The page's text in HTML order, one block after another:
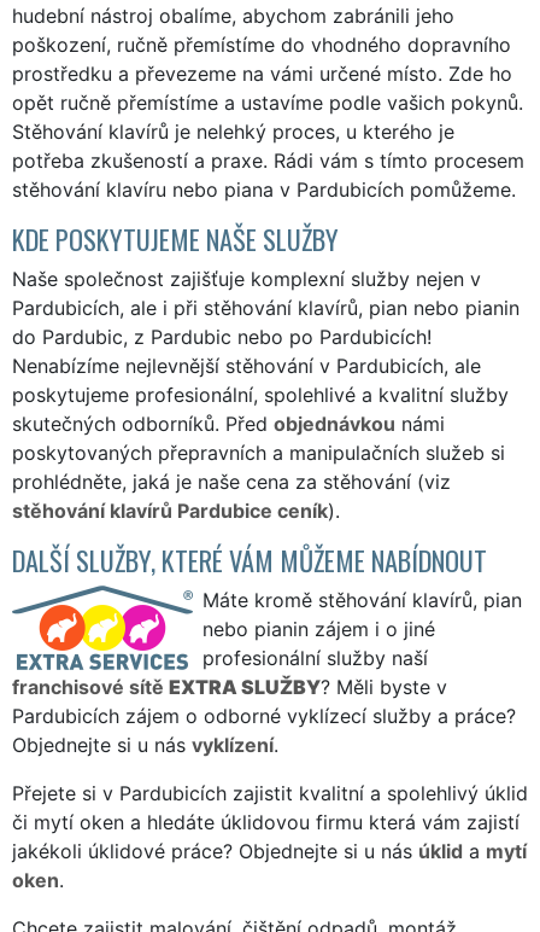
hudební nástroj obalíme, abychom zabránili jeho
poškození, ručně přemístíme do vhodného dopravního
prostředku a převezeme na vámi určené místo. Zde ho
opět ručně přemístíme a ustavíme podle vašich pokynů.
Stěhování klavírů je nelehký proces, u kterého je
potřeba zkušeností a praxe. Rádi vám s tímto procesem
stěhování klavíru nebo piana v Pardubicích pomůžeme.
KDE POSKYTUJEME NAŠE SLUŽBY
Naše společnost zajišťuje komplexní služby nejen v
Pardubicích, ale i při stěhování klavírů, pian nebo pianin
do Pardubic, z Pardubic nebo po Pardubicích!
Nenabízíme nejlevnější stěhování v Pardubicích, ale
poskytujeme profesionální, spolehlivé a kvalitní služby
skutečných odborníků. Před objednávkou námi
poskytovaných přepravních a manipulačních služeb si
prohlédněte, jaká je naše cena za stěhování (viz
stěhování klavírů Pardubice ceník).
DALŠÍ SLUŽBY, KTERÉ VÁM MŮŽEME NABÍDNOUT
Máte kromě stěhování klavírů, pian
nebo pianin zájem i o jiné
profesionální služby naší
franchisové sítě EXTRA SLUŽBY? Měli byste v
Pardubicích zájem o odborné vyklízecí služby a práce?
Objednejte si u nás vyklízení.
Přejete si v Pardubicích zajistit kvalitní a spolehlivý úklid
či mytí oken a hledáte úklidovou firmu která vám zajistí
jakékoli úklidové práce? Objednejte si u nás úklid a mytí
oken.